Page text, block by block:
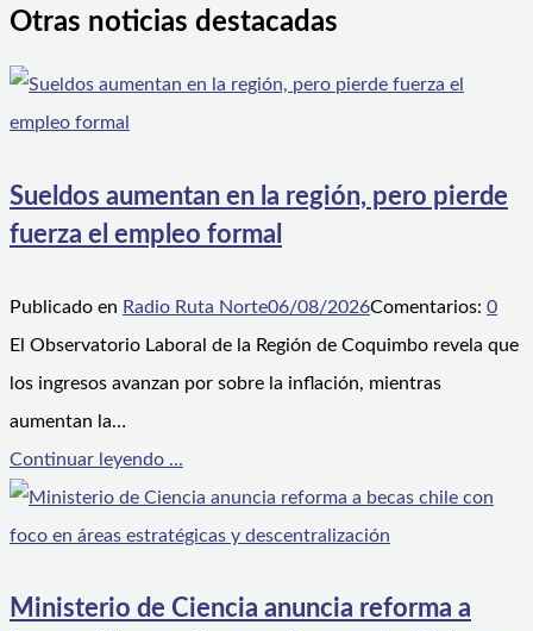
Otras noticias destacadas
Sueldos aumentan en la región, pero pierde
fuerza el empleo formal
Publicado en Radio Ruta Norte06/08/2026Comentarios: 0
El Observatorio Laboral de la Región de Coquimbo revela que
los ingresos avanzan por sobre la inflación, mientras
aumentan la…
Continuar leyendo ...
Ministerio de Ciencia anuncia reforma a